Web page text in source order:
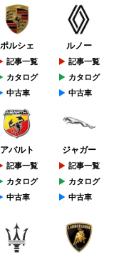
ポルシェ
記事一覧
カタログ
中古車
ルノー
記事一覧
カタログ
中古車
アバルト
記事一覧
カタログ
中古車
ジャガー
記事一覧
カタログ
中古車